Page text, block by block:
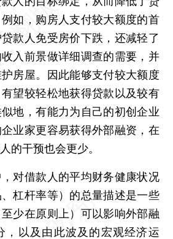
如，购房人支付较大额度的首
款人免受房价下跌，还减轻了
入前景做详细调查的需要，并
房屋。因此能够支付较大额度
望较轻松地获得贷款以及较有
地，有能力为自己的初创企业
业家更容易获得外部融资，在
的干预也会更少。
借款人的平均财务健康状况
、杠杆率等）的总量描述是一些
少在原则上）可以影响外部融
，以及由此波及的宏观经济运